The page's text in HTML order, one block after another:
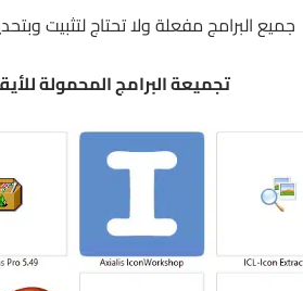
جميع البرامج مفعلة ولا تحتاج لتثبيت
تجميعة البرامج المحمولة